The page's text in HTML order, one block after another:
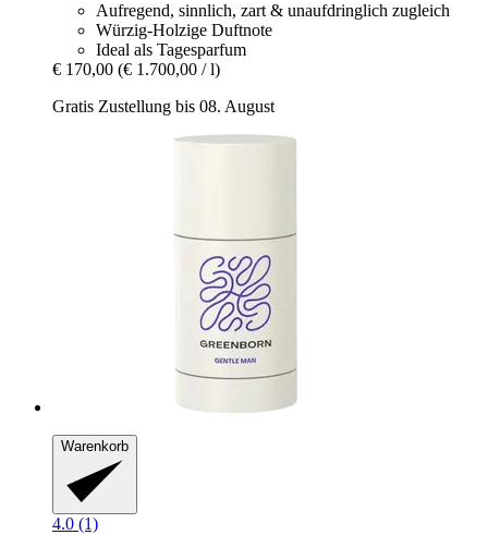
Aufregend, sinnlich, zart & unaufdringlich zugleich
Würzig-Holzige Duftnote
Ideal als Tagesparfum
€ 170,00 (€ 1.700,00 / l)
Gratis Zustellung bis 08. August
Warenkorb
4.0 (1)